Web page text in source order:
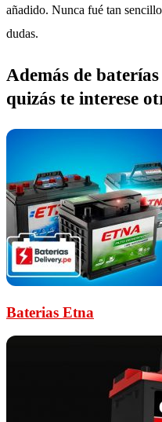
añadido. Nunca fué tan
dudas.
Además de
quizás te interese
Baterias Etna